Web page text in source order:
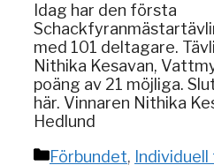
Idag har den första
med 101 deltagare.
Nithika Kesavan,
poäng av 21 möjliga.
här. Vinnaren Nithika
Hedlund
Kategorier
Förbundet,